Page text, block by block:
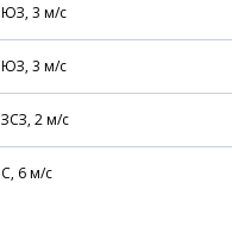
ЮЗ, 3 м/с
ЮЗ, 3 м/с
ЗСЗ, 2м/с
С, 6м/с